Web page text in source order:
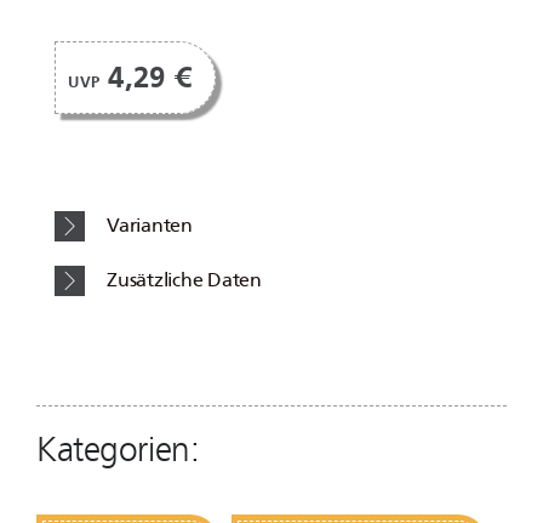
UVP 4,29 €
Varianten
Zusätzliche Daten
Kategorien: